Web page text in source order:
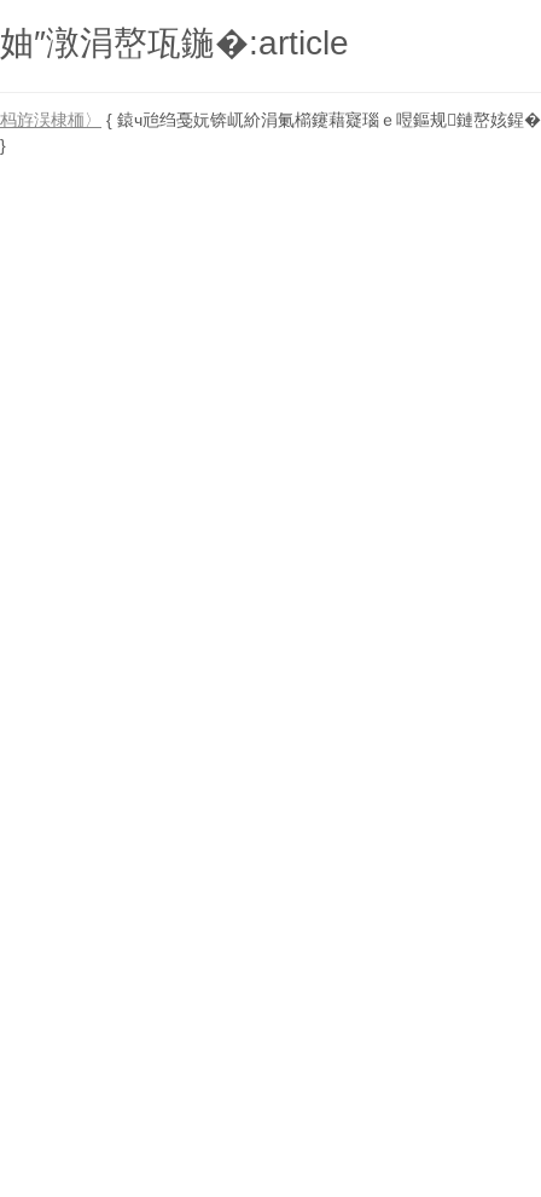
妯″潡涓嶅瓨鍦�:article
杩斿洖棣栭〉
{ 鎱ч兘绉戞妧锛屼紒涓氭櫤鑳藉寲瑙ｅ喅鏂规鏈嶅姟鍟�
}